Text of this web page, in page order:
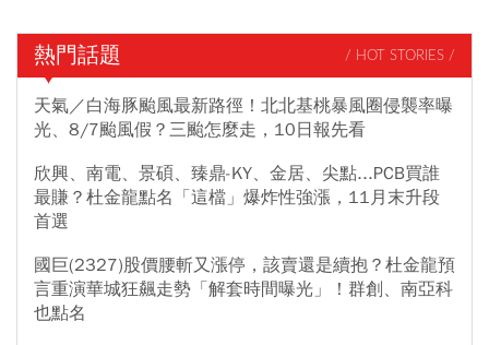
熱門話題 / HOT STORIES /
天氣／白海豚颱風最新路徑！北北基桃暴風圈侵襲率曝
光、8/7颱風假？三颱怎麼走，10日報先看
欣興、南電、景碩、臻鼎-KY、金居、尖點...PCB買誰
最賺？杜金龍點名「這檔」爆炸性強漲，11月末升段
首選
國巨(2327)股價腰斬又漲停，該賣還是續抱？杜金龍預
言重演華城狂飆走勢「解套時間曝光」！群創、南亞科
也點名